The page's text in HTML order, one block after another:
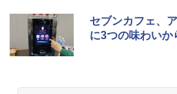
チキンラーメ
食品 インスタ
[山善] スチー
暮らし 二人暮
チーム調理 自
セブンカフェ、
に3つの味わいか